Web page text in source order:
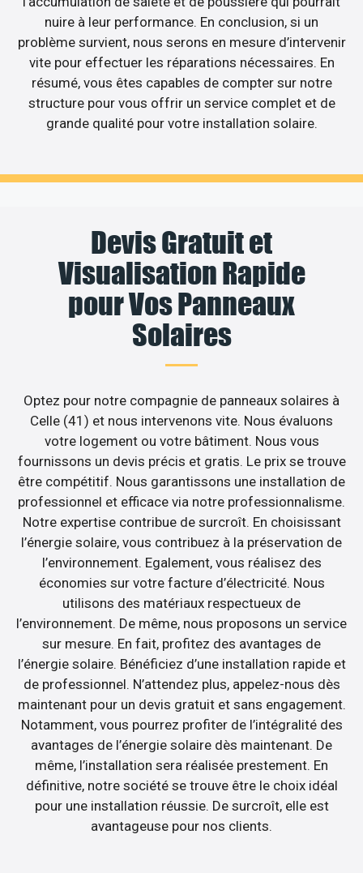
nuire à leur performance. En conclusion, si un
problème survient, nous serons en mesure d’intervenir
vite pour effectuer les réparations nécessaires. En
résumé, vous êtes capables de compter sur notre
structure pour vous offrir un service complet et de
grande qualité pour votre installation solaire.
Devis Gratuit et
Visualisation Rapide
pour Vos Panneaux
Solaires
Optez pour notre compagnie de panneaux solaires à
Celle (41) et nous intervenons vite. Nous évaluons
votre logement ou votre bâtiment. Nous vous
fournissons un devis précis et gratis. Le prix se trouve
être compétitif. Nous garantissons une installation de
professionnel et efficace via notre professionnalisme.
Notre expertise contribue de surcroît. En choisissant
l’énergie solaire, vous contribuez à la préservation de
l’environnement. Egalement, vous réalisez des
économies sur votre facture d’électricité. Nous
utilisons des matériaux respectueux de
l’environnement. De même, nous proposons un service
sur mesure. En fait, profitez des avantages de
l’énergie solaire. Bénéficiez d’une installation rapide et
de professionnel. N’attendez plus, appelez-nous dès
maintenant pour un devis gratuit et sans engagement.
Notamment, vous pourrez profiter de l’intégralité des
avantages de l’énergie solaire dès maintenant. De
même, l’installation sera réalisée prestement. En
définitive, notre société se trouve être le choix idéal
pour une installation réussie. De surcroît, elle est
avantageuse pour nos clients.